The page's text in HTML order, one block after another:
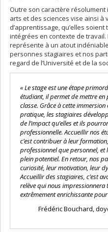
Outre son caractère résolument
arts et des sciences vise ainsi
d’apprentissage, qu’elles
intégrées en contexte de
représente à un atout
personnes stagiaires et nos
regard de l’Université et de la
« Le stage est une étape
étudiant, il permet de mettre
classe. Grâce à cette
pratique, les stagiaires
de l’impact qu’elles et ils
professionnelle. Accueillir nos
c’est contribuer à leur
professionnel que personnel,
plein potentiel. En retour, nos
curiosité, leur motivation, leur
Accueillir des stagiaires, c’est
relève qui nous impressionnera
extrêmement enrichissante
Frédéric Bouchard,